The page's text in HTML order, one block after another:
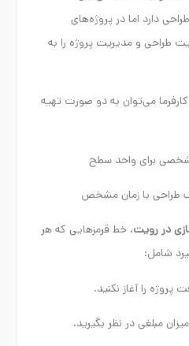
دارد اما در پروژه‌های
طراحی و مدیریت پروژه را به
کارفرما می‌توان به دو صورت تهیه
در رویت، خط قرمزهایی که هر
شامل:
را آغاز نکنید.
مبلغی در نظر بگیرید.